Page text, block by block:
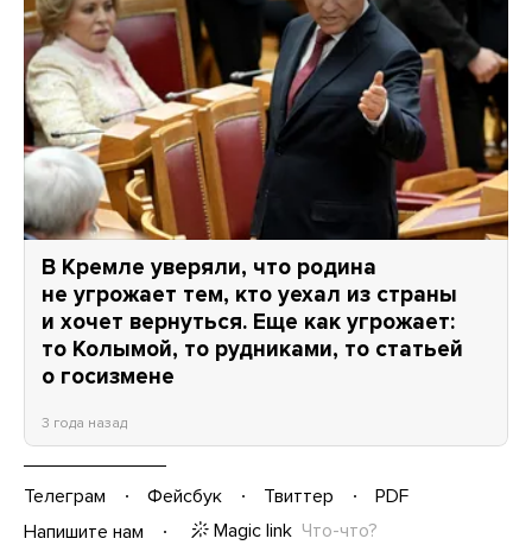
В Кремле уверяли, что родина
не угрожает тем, кто уехал из страны
и хочет вернуться. Еще как угрожает:
то Колымой, то рудниками, то статьей
о госизмене
3 года назад
Телеграм Фейсбук Твиттер
PDF
Напишите нам
Magic link Что-что?